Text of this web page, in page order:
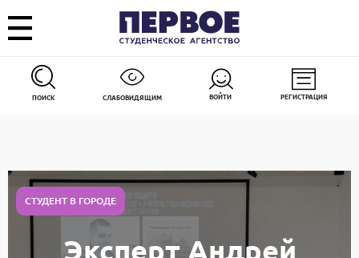
ПОИСК СЛАБОВИДЯЩИМ ВОЙТИ РЕГИСТРАЦИЯ
СТУДЕНТ В ГОРОДЕ
Эксперт Андрей